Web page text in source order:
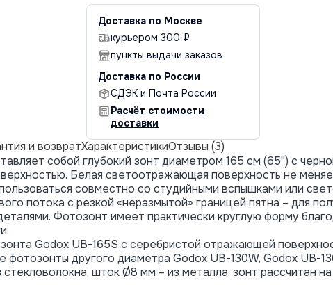
Доставка по Москве
курьером 300 ₽
пункты выдачи заказов
Доставка по России
СДЭК и Почта России
Расчёт стоимости
доставки
и возвратХарактеристикиОтзывы (3)
собой глубокий зонт диаметром 165 см (65'') с
Белая светоотражающая поверхность не
совместно со студийными вспышками или
потока с резкой «неразмытой» границей пятна – для
Фотозонт имеет практически круглую форму
Godox UB-165S с серебристой отражающей
другого диаметра Godox UB-130W, Godox UB-
шток Ø8 мм – из металла, зонт рассчитан